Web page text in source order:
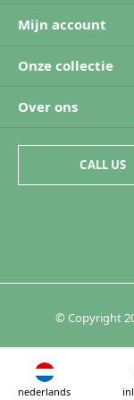
Mijn account
Onze collectie
Over ons
CALL US
© Copyright
nederlands